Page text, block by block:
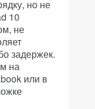
но не
10
не
задержек.
на
или в